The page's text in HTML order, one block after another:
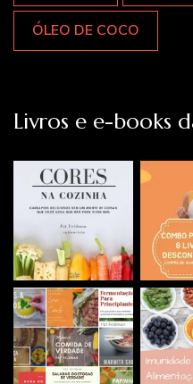
ÓLEO DE COCO
Livros e e-books